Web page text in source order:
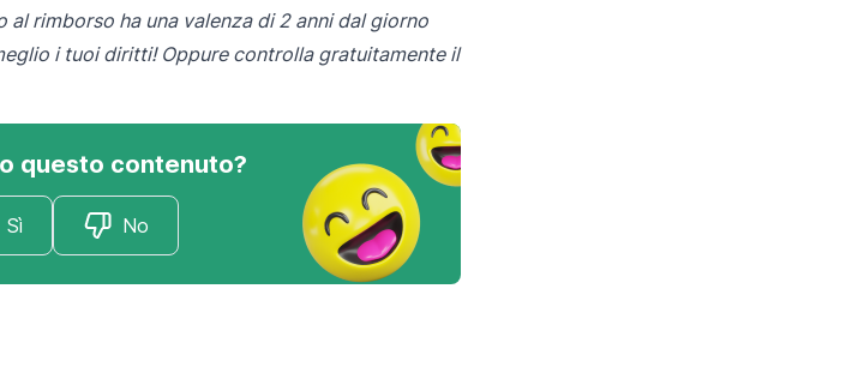
rimborso ha una valenza di 2 anni dal giorno
i tuoi diritti! Oppure controlla gratuitamente il
questo contenuto?
Sì No